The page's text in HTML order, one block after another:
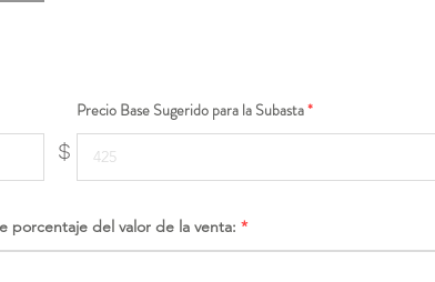
$
Precio Base Sugerido para la Subasta
porcentaje del valor de la venta: